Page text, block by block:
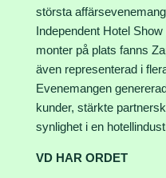
största
Independent Hotel
monter på plats fanns
även representerad i
Evenemangen
kunder, stärkte
synlighet i en
VD HAR ORDET